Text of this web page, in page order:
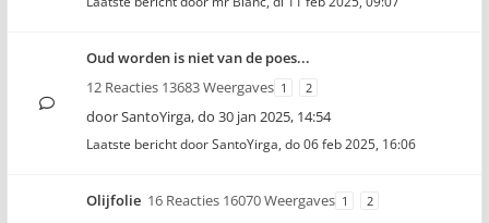
Oud worden is niet van de poes...
12 Reacties 13683 Weergaves 1 2
doorSantoYirga,do 30 jan 2025, 14:54
Laatste bericht doorSantoYirga, do 06 feb 2025, 16:06
Olijfolie 16 Reacties 16070 Weergaves 1 2